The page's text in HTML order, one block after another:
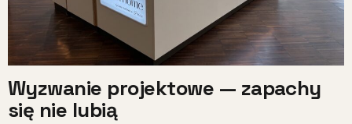
Wyzwanie projektowe — zapachy
się nie lubią